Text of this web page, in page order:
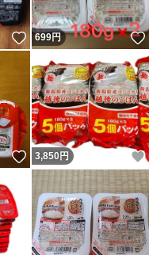
いいね！
699円
いいね！
3,850 円